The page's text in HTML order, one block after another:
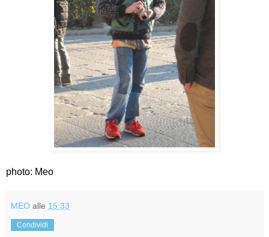
photo: Meo
MEO alle 15:33
Condividi